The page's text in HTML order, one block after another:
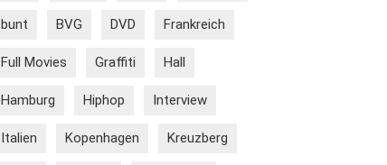
bunt BVG DVD Frankreich
Full Movies Graffiti Hall
Hamburg Hiphop Interview
Italien Kopenhagen Kreuzberg